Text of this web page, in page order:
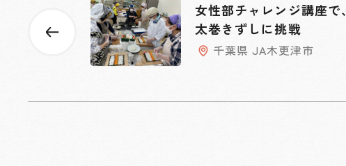
女性部チャレンジ講座で、
太巻きずしに挑戦
千葉県 JA木更津市